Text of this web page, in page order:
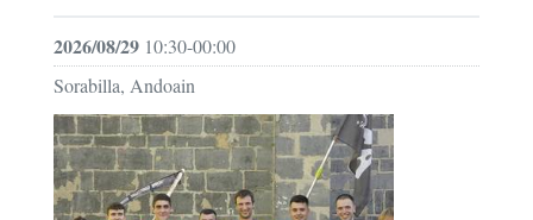
2026/08/29 10:30-00:00
Sorabilla, Andoain